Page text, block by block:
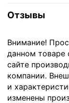
Отзывы
Внимание!
данном товаре
сайте
компании.
и
изменены